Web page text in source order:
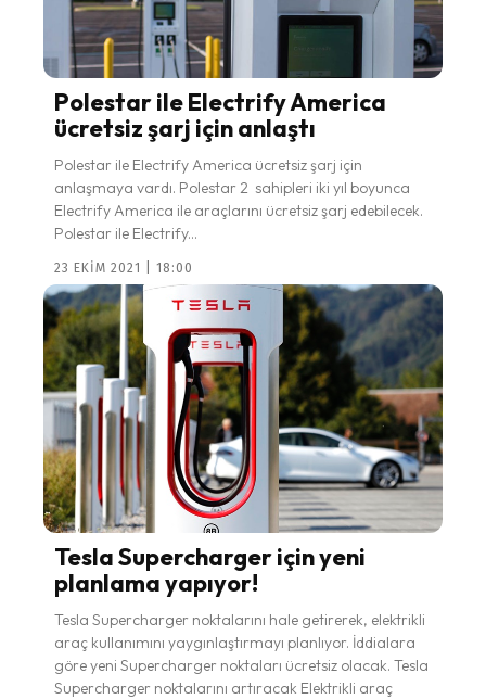
Polestar ile Electrify America
ücretsiz şarj için anlaştı
Polestar ile Electrify America ücretsiz şarj için
anlaşmaya vardı. Polestar 2 sahipleri iki yıl boyunca
Electrify America ile araçlarını ücretsiz şarj edebilecek.
Polestar ile Electrify...
23 EKIM 2021 | 18:00
Tesla Supercharger için yeni
planlama yapıyor!
Tesla Supercharger noktalarını hale getirerek, elektrikli
araç kullanımını yaygınlaştırmayı planlıyor. İddialara
göre yeni Supercharger noktaları ücretsiz olacak. Tesla
Supercharger noktalarını artıracak Elektrikli araç